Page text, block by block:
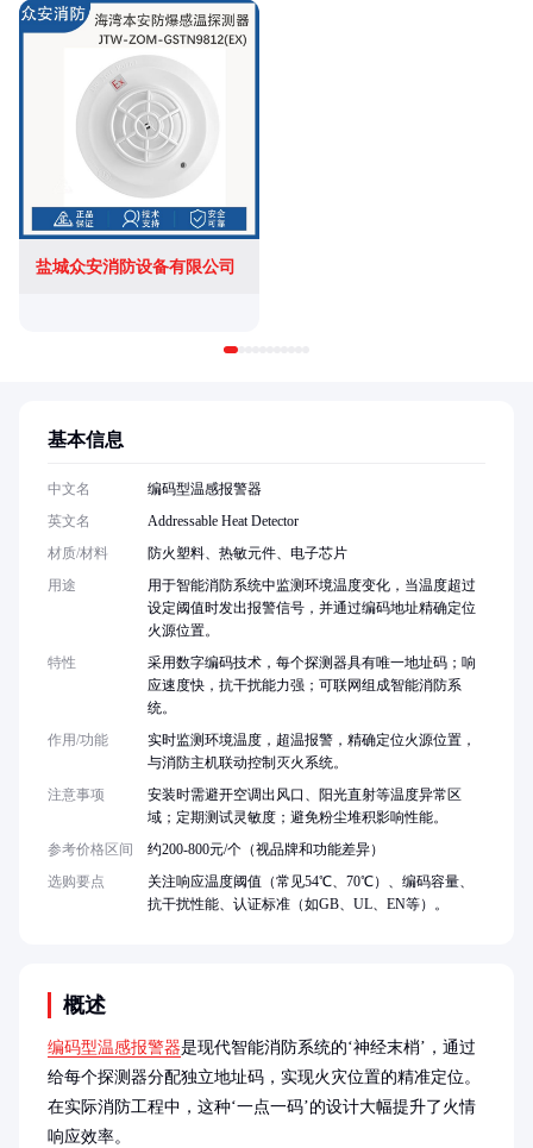
盐城众安消防设备有限公司
概述
编码型温感报警器是现代智能消防系统的‘神经末梢’，通过
给每个探测器分配独立地址码，实现火灾位置的精准定位。
在实际消防工程中，这种‘一点一码’的设计大幅提升了火情
响应效率。
基本信息
中文名
编码型温感报警器
英文名
Addressable Heat Detector
材质/材料
防火塑料、热敏元件、电子芯片
用途
用于智能消防系统中监测环境温度变化，当温度超过
设定阈值时发出报警信号，并通过编码地址精确定位
火源位置。
特性
采用数字编码技术，每个探测器具有唯一地址码；响
应速度快，抗干扰能力强；可联网组成智能消防系
统。
作用/功能
实时监测环境温度，超温报警，精确定位火源位置，
与消防主机联动控制灭火系统。
注意事项
安装时需避开空调出风口、阳光直射等温度异常区
域；定期测试灵敏度；避免粉尘堆积影响性能。
参考价格区间
约200-800元/个（视品牌和功能差异）
选购要点
关注响应温度阈值（常见54℃、70℃）、编码容量、
抗干扰性能、认证标准（如GB、UL、EN等）。